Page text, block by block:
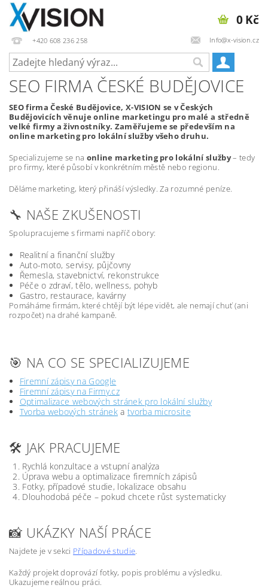
+420 608 236 258 Info@x-vision.cz
0 Kč
SEO FIRMA ČESKÉ BUDĚJOVICE
SEO firma České Budějovice, X-VISION se v Českých
Budějovicích věnuje online marketingu pro malé a středně
velké firmy a živnostníky. Zaměřujeme se především na
online marketing pro lokální služby všeho druhu.
Specializujeme se na online marketing pro lokální služby– tedy
pro firmy, které působí v konkrétním městě nebo regionu.
Děláme marketing, který přináší výsledky. Za rozumné peníze.
🔧 NAŠE ZKUŠENOSTI
Spolupracujeme s firmami napříč obory:
Realitní a finanční služby
Auto-moto, servisy, půjčovny
Řemesla, stavebnictví, rekonstrukce
Péče o zdraví, tělo, wellness, pohyb
Gastro, restaurace, kavárny
Pomáháme firmám, které chtějí být lépe vidět, ale nemají chuť (ani
rozpočet) na drahé kampaně.
🎯 NA CO SE SPECIALIZUJEME
Firemní zápisy na Google
Firemní zápisy na Firmy.cz
Optimalizace webových stránek pro lokální služby
Tvorba webových stráneka tvorba microsite
🛠️ JAK PRACUJEME
Rychlá konzultace a vstupní analýza
Úprava webu a optimalizace firemních zápisů
Fotky, případové studie, lokalizace obsahu
Dlouhodobá péče – pokud chcete růst systematicky
📸 UKÁZKY NAŠÍ PRÁCE
Najdete je v sekci Případové studie.
Každý projekt doprovází fotky, popis problému a výsledku.
Ukazujeme reálnou práci.